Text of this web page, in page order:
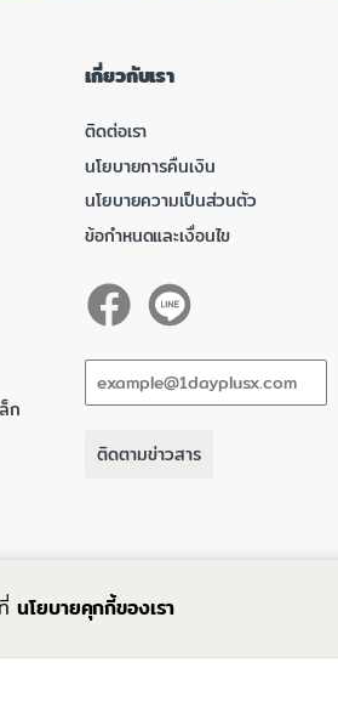
ก
เกี่ยวกับเรา
ติดต่อเรา
นโยบายการคืนเงิน
นโยบายความเป็นส่วนตัว
ข้อกำหนดและเงื่อนไข
ติดตามข่าวสาร
ที่นโยบายคุกกี้ของเรา